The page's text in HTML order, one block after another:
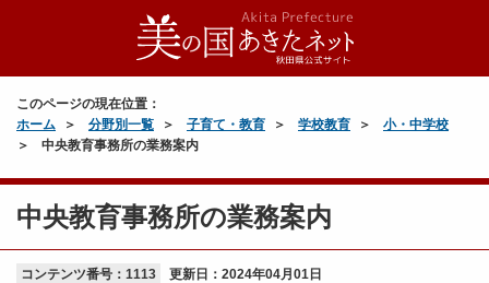
このページの現在位置：
ホーム
分野別一覧 子育て・教育 学校教育
小・中学校
中央教育事務所の業務案内
中央教育事務所の業務案内
コンテンツ番号：1113 更新日： 2024年04月01日